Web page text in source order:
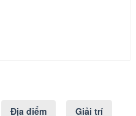
Địa điểm Giải trí